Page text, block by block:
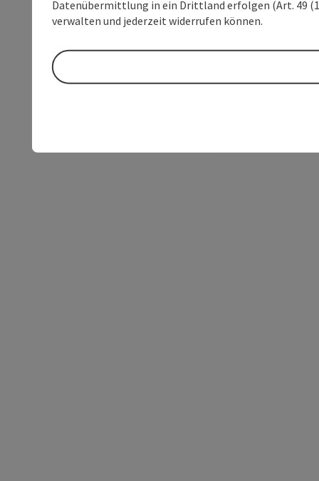
Datenübermittlung in ein Drittland erfolgen (Art. 49
verwalten und jederzeit widerrufen können.